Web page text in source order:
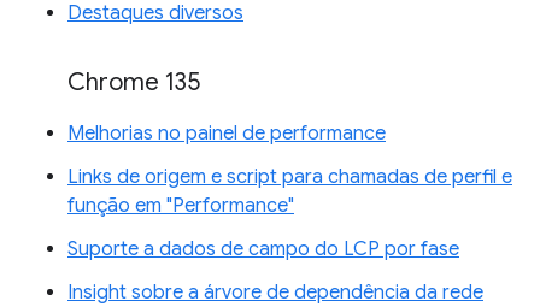
Destaques diversos
Chrome 135
Melhorias no painel de performance
Links de origem e script para chamadas de perfil e
função em "Performance"
Suporte a dados de campo do LCP por fase
Insight sobre a árvore de dependência da rede